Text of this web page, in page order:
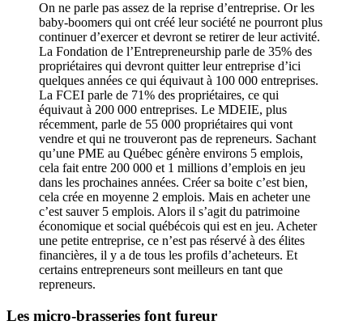
On ne parle pas assez de la reprise d’entreprise. Or les
baby-boomers qui ont créé leur société ne pourront plus
continuer d’exercer et devront se retirer de leur activité.
La Fondation de l’Entrepreneurship parle de 35% des
propriétaires qui devront quitter leur entreprise d’ici
quelques années ce qui équivaut à 100 000 entreprises.
La FCEI parle de 71% des propriétaires, ce qui
équivaut à 200 000 entreprises. Le MDEIE, plus
récemment, parle de 55 000 propriétaires qui vont
vendre et qui ne trouveront pas de repreneurs. Sachant
qu’une PME au Québec génère environs 5 emplois,
cela fait entre 200 000 et 1 millions d’emplois en jeu
dans les prochaines années. Créer sa boite c’est bien,
cela crée en moyenne 2 emplois. Mais en acheter une
c’est sauver 5 emplois. Alors il s’agit du patrimoine
économique et social québécois qui est en jeu. Acheter
une petite entreprise, ce n’est pas réservé à des élites
financières, il y a de tous les profils d’acheteurs. Et
certains entrepreneurs sont meilleurs en tant que
repreneurs.
Les micro-brasseries font fureur